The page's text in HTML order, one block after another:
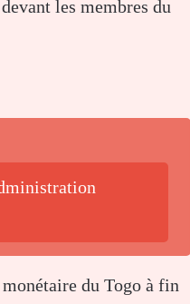
les membres du
du Togo à fin